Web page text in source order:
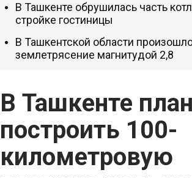
В Ташкенте
построить 100-
километровую
В Ташкенте обрушилась часть
стройке гостиницы
В Ташкентской области
землетрясение магнитудой 2,8